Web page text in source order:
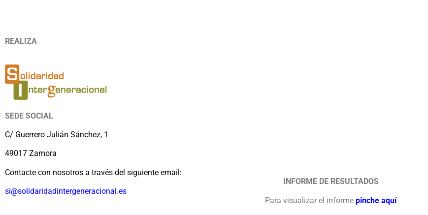
REALIZA
SEDE SOCIAL
C/ Guerrero Julián Sánchez, 1
49017 Zamora
Contacte con nosotros a través del siguiente email:
si@solidaridadintergeneracional.es
INFORME DE RESULTADOS
Para visualizar el informe pinche aquí